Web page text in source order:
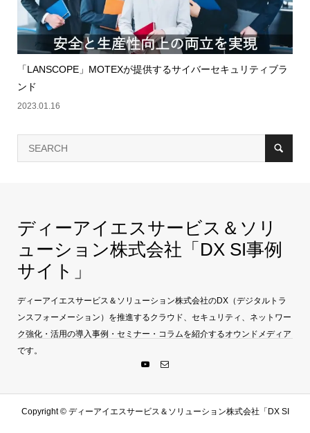
「LANSCOPE」MOTEXが提供するサイバーセキュリティブラ
ンド
2023.01.16
ディーアイエスサービス＆ソリ
ューション株式会社「DX SI事例
サイト」
ディーアイエスサービス＆ソリューション株式会社のDX（デジタルトラ
ンスフォーメーション）を推進するクラウド、セキュリティ、ネットワー
ク強化・活用の導入事例・セミナー・コラムを紹介するオウンドメディア
です。
Copyright ©ディーアイエスサービス＆ソリューション株式会社「DX SI